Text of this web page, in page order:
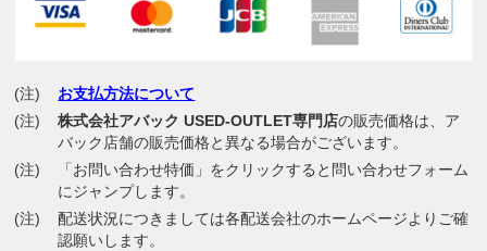
(注)
お支払方法について
(注)
株式会社アバック USED-OUTLET専門店の販売価格は、ア
バック店舗の販売価格と異なる場合がございます。
(注)
「お問い合わせ特価」をクリックすると問い合わせフォーム
にジャンプします。
(注)
配送状況につきましては各配送会社のホームページよりご確
認願いします。